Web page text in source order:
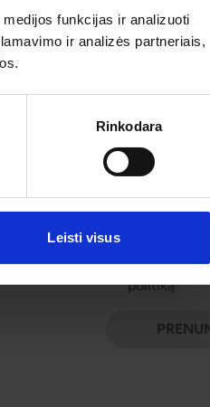
funkcijas ir analizuoti
ir analizės partneriais,
Rinkodara
Leisti visus
Prenumeruokite!
Užsisakykite
geriausius
Sutinku su
tvarkymu
politiką